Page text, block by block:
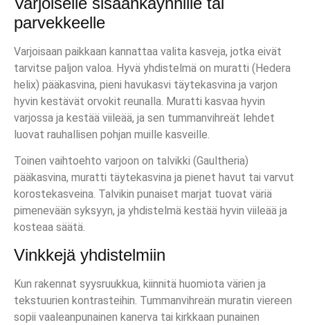
parvekkeelle
Varjoisaan paikkaan kannattaa valita kasveja, jotka eivät
tarvitse paljon valoa. Hyvä yhdistelmä on muratti (Hedera
helix) pääkasvina, pieni havukasvi täytekasvina ja varjon
hyvin kestävät orvokit reunalla. Muratti kasvaa hyvin
varjossa ja kestää viileää, ja sen tummanvihreät lehdet
luovat rauhallisen pohjan muille kasveille.
Toinen vaihtoehto varjoon on talvikki (Gaultheria)
pääkasvina, muratti täytekasvina ja pienet havut tai varvut
korostekasveina. Talvikin punaiset marjat tuovat väriä
pimenevään syksyyn, ja yhdistelmä kestää hyvin viileää ja
kosteaa säätä.
Vinkkejä yhdistelmiin
Kun rakennat syysruukkua, kiinnitä huomiota värien ja
tekstuurien kontrasteihin. Tummanvihreän muratin viereen
sopii vaaleanpunainen kanerva tai kirkkaan punainen